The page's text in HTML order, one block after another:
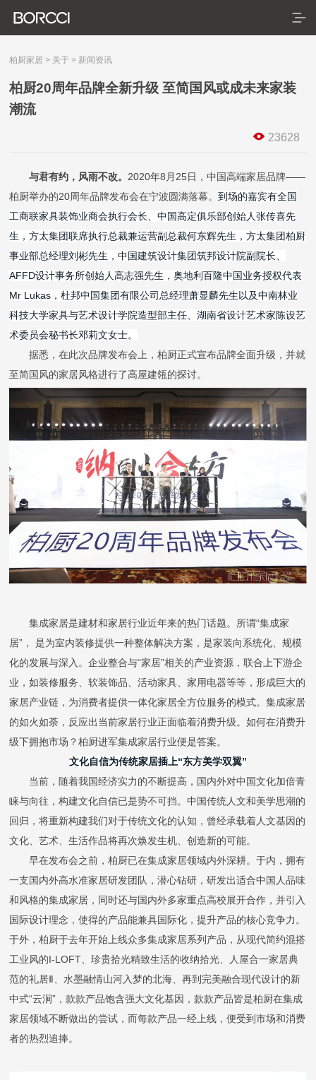
首页
典藏系列
臻享系列
悦居系列
配套产品
家装美图
服务
门店查询
防伪查询
服务体系
合作
关于
发展历程
荣誉资质
生产基地
社会责任
新闻资讯
柏厨家居 > 关于 > 新闻资讯
柏厨20周年品牌全新升级 至简国风或成未来家装
潮流
23628
与君有约，风雨不改。 2020年8月 25日，中国高端家居品牌——
柏厨举办的20周年品牌发布会在宁波圆满落幕。到场的嘉宾有全国
工商联家具装饰业商会执行会长、中国高定俱乐部创始人张传喜先
生，方太集团联席执行总裁兼运营副总裁何东辉先生，方太集团柏厨
事业部总经理刘彬先生，中国建筑设计集团筑邦设计院副院长、
AFFD设计事务所创始人高志强先生，奥地利百隆中国业务授权代表
Mr Lukas，杜邦中国集团有限公司总经理萧显麟先生以及中南林业
科技大学家具与艺术设计学院造型部主任、湖南省设计艺术家陈设艺
术委员会秘书长邓莉文女士。
据悉，在此次品牌发布会上，柏厨正式宣布品牌全面升级 ，并就
至简国风的家居风格进行了高屋建瓴的探讨。
集成家居是建材和家居行业近年来的热门话题。所谓“集成家
居”，
是为室内装修提供一种整体解决方案，是家装向系统化、规模
化的发展与深入。企业整合与“家居”相关的产业资源，联合上下游企
业 ，如装修服务、软装饰品、活动家具、家用电器等等 ，形成巨大的
家居产业链，为消费者提供一体化家居全方位服务的模式。集成家居
的如火如荼，反应出当前家居行业正面临着消费升级。如何在消费升
级下拥抱市场？柏厨进军集成家居行业便是答案。
文化自信为传统家居插上“东方美学双翼”
当前，随着我国经济实力的不断提高，国内外对中国文化加倍青
睐与向往，构建文化自信已是势不可挡。中国传统人文和美学思潮的
回归，将重新构建我们对于传统文化的认知，曾经承载着人文基因的
文化、艺术、生活作品将再次焕发生机、创造新的可能。
早在发布会之前，柏厨已在集成家居领域内外深耕。于内，拥有
一支国内外高水准家居研发团队，潜心钻研，研发出适合中国人品味
和风格的集成家居，同时还与国内外多家重点高校展开合作，并引入
国际设计理念，使得的产品能兼具国际化，提升产品的核心竞争力。
于外，柏厨于去年开始上线众多集成家居系列产品，从现代简约混搭
工业风的I-LOFT、珍贵拾光精致生活的收纳拾光、 人屋合一家居典
范的礼居Ⅱ、水墨融情山河入梦的北海、再到完美融合现代设计的新
中式“云涧”，款款产品饱含强大文化基因，款款产品皆是柏厨在集成
家居领域不断做出的尝试，而每款产品一经上线，便受到市场和消费
者的热烈追捧。